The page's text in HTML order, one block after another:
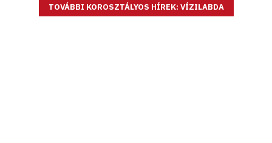
TOVÁBBI KOROSZTÁLYOS HÍREK: VÍZILABDA